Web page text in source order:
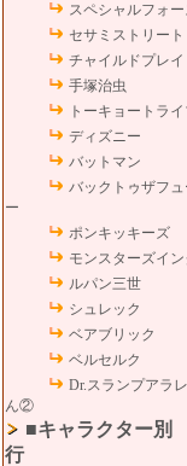
スペシャルフォー
セサミストリート
チャイルドプレイ
手塚治虫
トーキョートラ
ディズニー
バットマン
バックトゥザフュ
ー
ポンキッキーズ
モンスターズイン
ルパン三世
シュレック
ベアブリック
ベルセルク
Dr.スランプアラ
ん②
■キャラクター
行